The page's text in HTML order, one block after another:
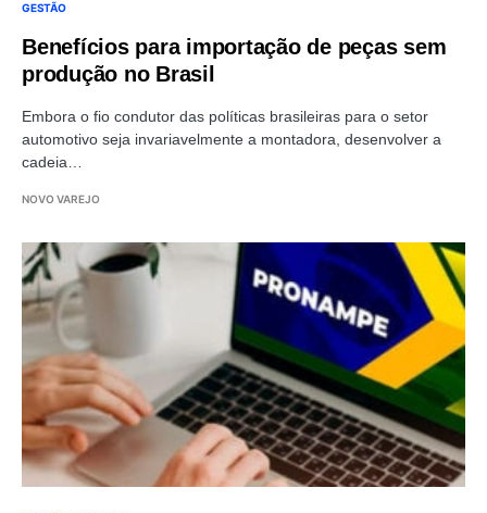
GESTÃO
Benefícios para importação de peças sem
produção no Brasil
Embora o fio condutor das políticas brasileiras para o setor
automotivo seja invariavelmente a montadora, desenvolver a
cadeia…
NOVO VAREJO